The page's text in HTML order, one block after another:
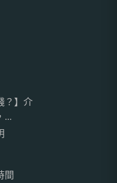
？】介
...
間